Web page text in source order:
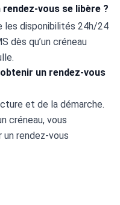
vous se libère ?
les disponibilités 24h/24
dès qu’un créneau
un rendez-vous
et de la démarche.
créneau, vous
un rendez-vous